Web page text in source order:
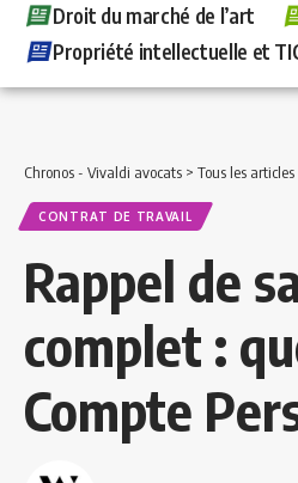
Droit du marché de l’art
Propriété intellectuelle et
Chronos - Vivaldi avocats > Tous les articles
CONTRAT DE TRAVAIL
Rappel de
complet :
Compte